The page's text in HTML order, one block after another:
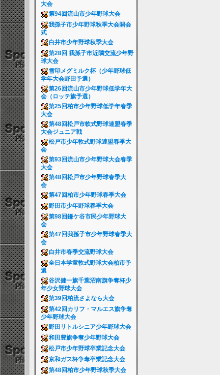
大会
第94回流山市少年野球大会
我孫子市少年野球秋季大会開会
式
白井市少年野球秋季大会
第28回 我孫子市近隣交流少年野
球大会
雪印メグミルク杯（少年野球低
学年大会野田予選）
第26回流山市少年野球低学年大
会（ロッテ旗予選）
第25回柏市少年野球低学年春季
大会
第48回松戸市軟式野球連盟春季
大会ジュニア戦
松戸市少年軟式野球連盟春季大
会
第93回流山市少年野球大会春季
大会
第48回松戸市少年野球春季大
会
第47回柏市少年野球春季大会
野田市少年野球春季大会
第98回鎌ケ谷市民少年野球大
会
第47回我孫子市少年野球春季大
会
白井市春季交流野球大会
全日本学童軟式野球大会柏市予
選
谷沢健一旗千葉沼南旗争奪杯少
年少女野球大会
第39回柏流さよなら大会
第42回カリフ・マルエス旗争奪
少年野球大会
野田リトルシニア少年野球大会
和田豊旗争奪少年野球大会
松戸市少年野球卒業記念大会
京和ガス杯争奪卒業記念大会
第48回柏市少年野球秋季大会